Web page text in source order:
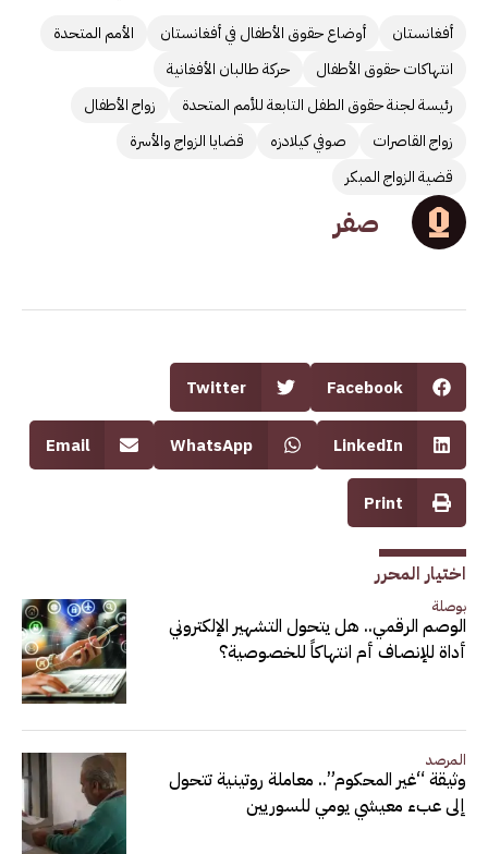
أفغانستان أوضاع حقوق الأطفال في أفغانستان
الأمم المتحدة
انتهاكات حقوق الأطفال
حركة طالبان الأفغانية
رئيسة لجنة حقوق الطفل التابعة للأمم المتحدة
زواج الأطفال
زواج القاصرات
صوفي كيلادزه
قضايا الزواج والأسرة
قضية الزواج المبكر
صفر
Facebook
Twitter
LinkedIn
WhatsApp
Email
Print
اختيار المحرر
بوصلة
الوصم الرقمي.. هل يتحول التشهير الإلكتروني
أداة للإنصاف أم انتهاكاً للخصوصية؟
المرصد
وثيقة “غير المحكوم”.. معاملة روتينية تتحول
إلى عبء معيشي يومي للسوريين